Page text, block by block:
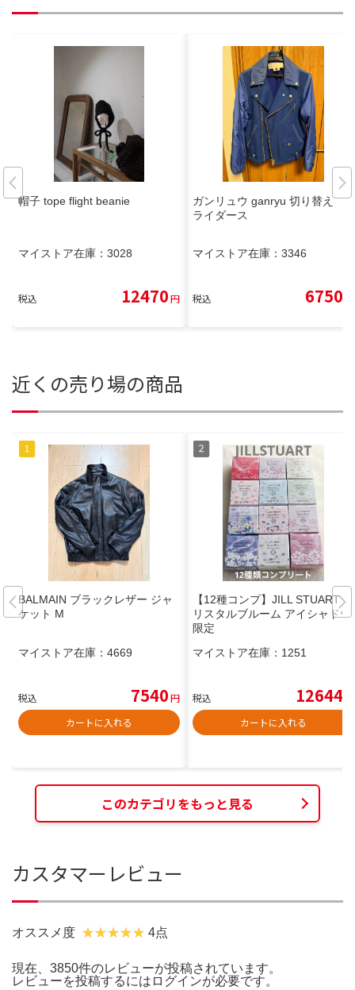
帽子 tope flight beanie
マイストア在庫： 3028
税込 12470円
ガンリュウ ganryu 切り替え
ライダース
マイストア在庫： 3346
税込 6750
近くの売り場の商品
BALMAIN ブラックレザー ジャ
ケット M
マイストア在庫： 4669
税込 7540円
カートに入れる
【12種コンプ】JILL STUART ク
リスタルブルーム アイシャドウ
限定
マイストア在庫： 1251
税込 12644
カートに入れる
このカテゴリをもっと見る
カスタマーレビュー
オススメ度 4点
現在、3850件のレビューが投稿されています。
レビューを投稿するには ログインが必要です。